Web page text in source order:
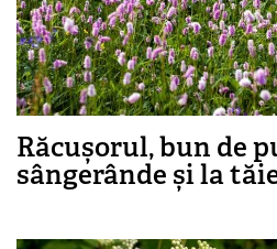
Răcușorul, bun de
sângerânde și la